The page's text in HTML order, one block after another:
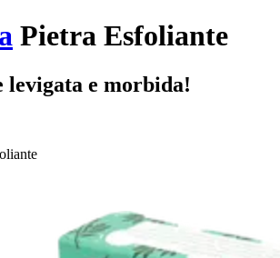
Pietra Esfoliante
levigata e morbida!